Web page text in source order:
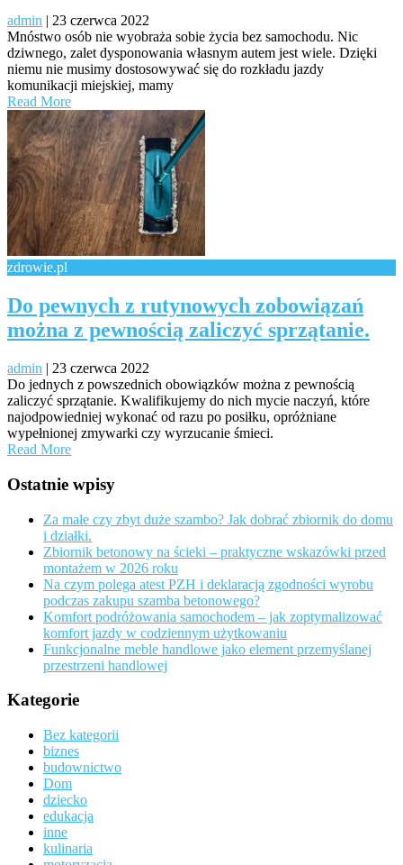
admin | 23 czerwca 2022
Mnóstwo osób nie wyobraża sobie życia bez samochodu. Nic
dziwnego, zalet dysponowania własnym autem jest wiele. Dzięki
niemu nie musimy dostosowywać się do rozkładu jazdy
komunikacji miejskiej, mamy
Read More
zdrowie.pl
Do pewnych z rutynowych zobowiązań
można z pewnością zaliczyć sprzątanie.
admin | 23 czerwca 2022
Do jednych z powszednich obowiązków można z pewnością
zaliczyć sprzątanie. Kwalifikujemy do nich mycie naczyń, które
najodpowiedniej wykonać od razu po posiłku, opróżniane
wypełnionej zmywarki czy wyrzucanie śmieci.
Read More
Ostatnie wpisy
Za małe czy zbyt duże szambo? Jak dobrać zbiornik do domu
i działki.
Zbiornik betonowy na ścieki – praktyczne wskazówki przed
montażem w 2026 roku
Na czym polega atest PZH i deklaracją zgodności wyrobu
podczas zakupu szamba betonowego?
Komfort podróżowania samochodem – jak zoptymalizować
komfort jazdy w codziennym użytkowaniu
Funkcjonalne meble handlowe jako element przemyślanej
przestrzeni handlowej
Kategorie
Bez kategorii
biznes
budownictwo
Dom
dziecko
edukacja
inne
kulinaria